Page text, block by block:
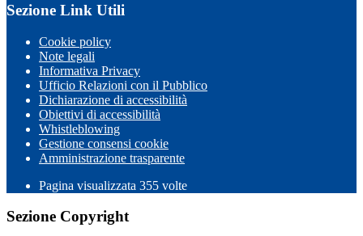
Sezione Link Utili
Cookie policy
Note legali
Informativa Privacy
Ufficio Relazioni con il Pubblico
Dichiarazione di accessibilità
Obiettivi di accessibilità
Whistleblowing
Gestione consensi cookie
Amministrazione trasparente
Pagina visualizzata 355 volte
Sezione Copyright